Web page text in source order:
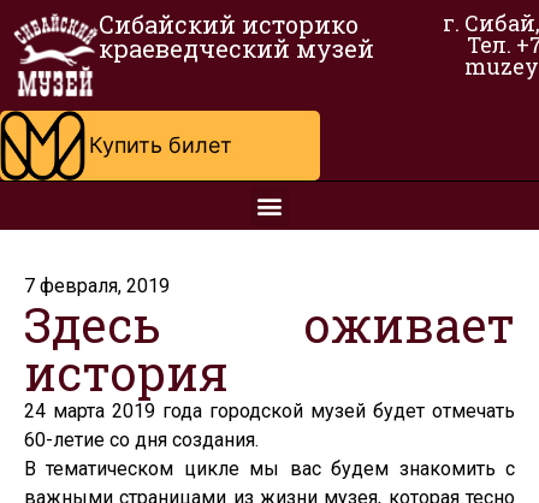
Сибайский историко
краеведческий музей
г.
Тел.
Купить билет
7 февраля, 2019
Здесь оживает
история
24 марта 2019 года городской музей будет отмечать
60-летие со дня создания.
В тематическом цикле мы вас будем знакомить с
важными страницами из жизни музея, которая тесно